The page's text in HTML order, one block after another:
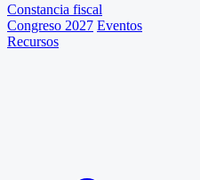
Constancia fiscal
Congreso 2027 Eventos
Recursos